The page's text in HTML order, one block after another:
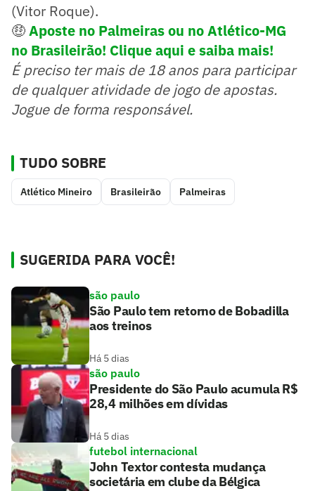
(Vitor Roque).
🤑Aposte no Palmeiras ou no Atlético-MG
no Brasileirão! Clique aqui e saiba mais!
É preciso ter mais de 18 anos para participar
de qualquer atividade de jogo de apostas.
Jogue de forma responsável.
TUDO SOBRE
Atlético Mineiro Brasileirão Palmeiras
SUGERIDA PARA VOCÊ!
são paulo
São Paulo tem retorno de Bobadilla
aos treinos
Há 5 dias
são paulo
Presidente do São Paulo acumula R$
28,4 milhões em dívidas
Há 5 dias
futebol internacional
John Textor contesta mudança
societária em clube da Bélgica